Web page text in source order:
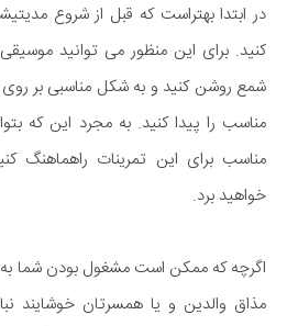
در ابتدا بهتراست که قبل از شروع
کنید. برای این منظور می توانید
شمع روشن کنید و به شکل مناسبی بر
مناسب را پیدا کنید. به مجرد این که
مناسب برای این تمرینات راهماهنگ
خواهید برد.
اگرچه که ممکن است مشغول بودن شما به
مذاق والدین و یا همسرتان خوشایند